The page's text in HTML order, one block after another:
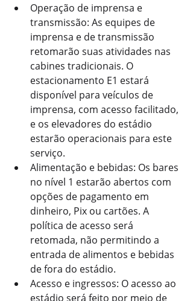
Operação de imprensa e
transmissão: As equipes de
imprensa e de transmissão
retomarão suas atividades nas
cabines tradicionais. O
estacionamento E1 estará
disponível para veículos de
imprensa, com acesso facilitado,
e os elevadores do estádio
estarão operacionais para este
serviço.
Alimentação e bebidas: Os bares
no nível 1 estarão abertos com
opções de pagamento em
dinheiro, Pix ou cartões. A
política de acesso será
retomada, não permitindo a
entrada de alimentos e bebidas
de fora do estádio.
Acesso e ingressos: O acesso ao
estádio será feito por meio de